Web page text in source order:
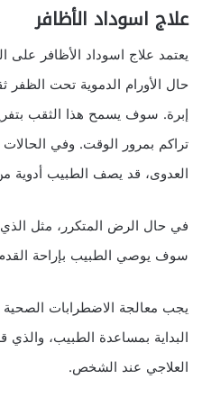
علاج اسوداد الأظافر
يعتمد علاج اسوداد الأظافر
حال الأورام الدموية تحت الظفر
إبرة. سوف يسمح هذا الثقب
تراكم بمرور الوقت. وفي
العدوى، قد يصف الطبيب أدوية
في حال الرض المتكرر، مثل
سوف يوصي الطبيب بإراحة القدم
يجب معالجة الاضطرابات الصحية
البداية بمساعدة الطبيب،
العلاجي عند الشخص.